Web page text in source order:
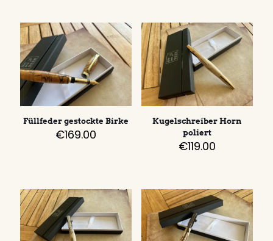
Füllfeder gestockte Birke
€169.00
Kugelschreiber Horn
poliert
€119.00